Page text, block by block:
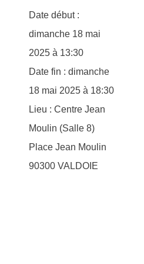
Date début :
dimanche 18 mai
2025 à 13:30
Date fin : dimanche
18 mai 2025 à 18:30
Lieu : Centre Jean
Moulin (Salle 8)
Place Jean Moulin
90300 VALDOIE